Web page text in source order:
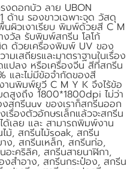
งดอกบัว ลาย UBON
ด้าน รองขาวเฉพาะจุด วัสดุ
นผิวเงาเรียบ พิมพ์ด้วยสี C M
งวัล รับพิมพ์สกรีน โลโก้
ด้วยเครื่องพิมพ์ UV ของ
เสถียรและมาตราฐานในเรื่อง
ปลง หรือเครื่องจีน สีที่สกรีน
และไม่มีข้อจำกัดของสี
านพิมพ์ยูวี C M Y K จึงไร้ข้อ
ดสูงถึง 1800*1800dpi ไม่ว่า
งสกรีนuv ของเราก็สกรีนออก
เรื่องตัวอักษรเล็กแล้วจะสกรีน
เลย และ สามารถพิมพ์งาน
ม้, สกรีนไม้soak, สกรีน
ง, สกรีนเหล็ก, สกรีนท่อ,
ะคริลิค, สกรีนสายนาฬิกา,
สำอาง, สกรีนกระป๋อง, สกรีน